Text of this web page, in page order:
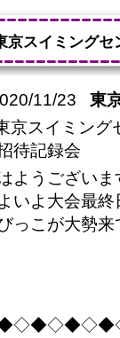
京スイミングセ
11/23 東
ようございま
いよ大会最終
っこが大勢来